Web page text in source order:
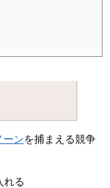
ーンを捕まえる競争
れる